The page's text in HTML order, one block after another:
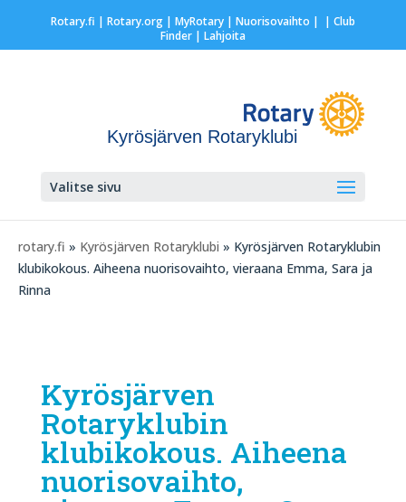
Rotary.fi | Rotary.org| MyRotary | Nuorisovaihto | | Club
Finder| Lahjoita
Kyrösjärven Rotaryklubi
Valitse sivu
rotary.fi » Kyrösjärven Rotaryklubi » Kyrösjärven Rotaryklubin
klubikokous. Aiheena nuorisovaihto, vieraana Emma, Sara ja
Rinna
Kyrösjärven
Rotaryklubin
klubikokous. Aiheena
nuorisovaihto,